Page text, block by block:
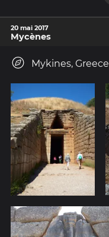
20 mai 2017
Mycènes
Mykines, Greece